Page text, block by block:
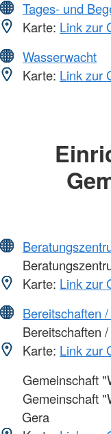
Tages- und
Karte: Link zur
Wasserwacht
Karte: Link zur
Karte: Link zur
Bereitschaften
Bereitschaften
Karte: Link zur
Gemeinschaft
Gemeinschaft
Gera